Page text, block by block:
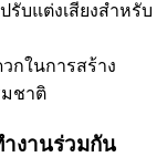
รับแต่งเสียงสำหรับ
กในการสร้าง
มชาติ
ำงานร่วมกัน